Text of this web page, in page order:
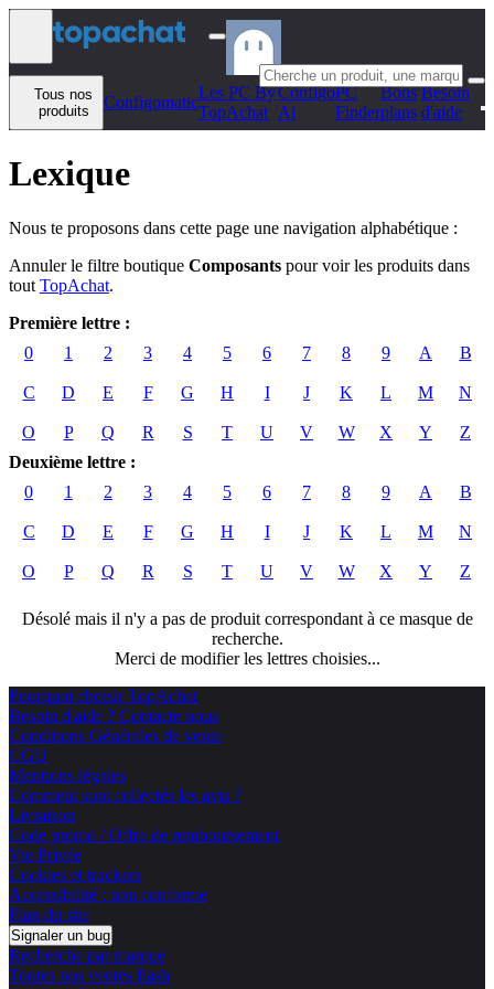
Aller au contenu
Tous nos
produits
Configomatic
Les PC By
TopAchat
Configo
Ai
PC
Finder
Bons
plans
Besoin
d'aide
Lexique
Nous te proposons dans cette page une navigation alphabétique :
Annuler le filtre boutique Composants pour voir les produits dans
tout TopAchat.
Première lettre :
0
1 2 3 4 5 6 7 8 9 A B
C D E F G H I J K L M N
O P Q R S T U V W X Y
Z
Deuxième lettre :
0
1 2 3 4 5 6 7 8 9 A B
C D E F G H I J K L M N
O P Q R S T U V W X Y Z
Désolé mais il n'y a pas de produit correspondant à ce masque de
recherche.
Merci de modifier les lettres choisies...
Pourquoi choisir TopAchat
Besoin d'aide ? Contacte nous
Conditions Générales de vente
CGU
Mentions légales
Comment sont collectés les avis ?
Livraison
Code promo / Offre de remboursement
Vie Privée
Cookies et trackers
Accessibilité : non conforme
Plan du site
Signaler un bug
Recherche par marque
Toutes nos ventes flash